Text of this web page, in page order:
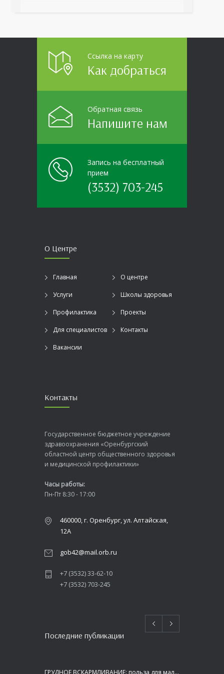
Ссылка на карту
Как добраться
Обратная связь
Напишите нам
Запись на бесплатный
прием
(3532) 703-245
О Центре
Главная О центре
Услуги Школы здоровья
Профилактика Проекты
Для специалистов Контакты
Вакансии
Контакты
Государственное бюджетное учреждение
здравоохранения «Оренбургский
областной центр общественного здоровья
и медицинской профилактики»
Часы работы:
Пн-Пт 8:30 - 17:00
460000, г. Оренбург, ул. Алтайская,
12А
gob42@mail.orb.ru
+7 (3532) 33-62-10
+7 (3532) 703-245
Последние публикации